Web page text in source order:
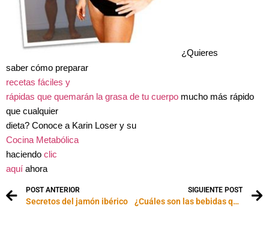
¿Quieres
saber cómo preparar
recetas fáciles y
rápidas que quemarán la grasa de tu cuerpo mucho más rápido
que cualquier
dieta? Conoce a Karin Loser y su
Cocina Metabólica
haciendo clic
aquí ahora
POST ANTERIOR
Secretos del jamón ibérico
SIGUIENTE POST
¿Cuáles son las bebidas que MÁS CALORÍAS tienen?